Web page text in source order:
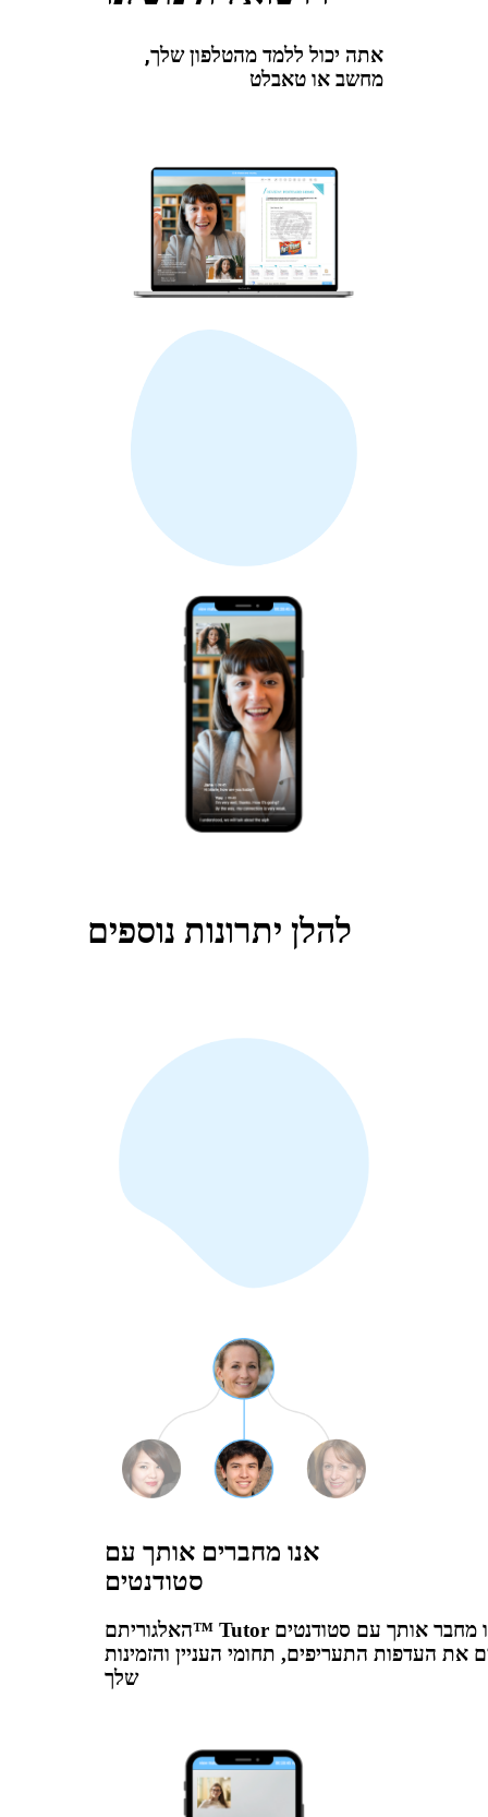
אתה יכול ללמד מהטלפון שלך,
מחשב או טאבלט
להלן יתרונות נוספים
אנו מחברים אותך עם
סטודנטים
האלגוריתם™ Tutor שלנו מחבר אותך עם סטודנטים
את העדפות התעריפים, תחומי העניין והזמינות
שלך